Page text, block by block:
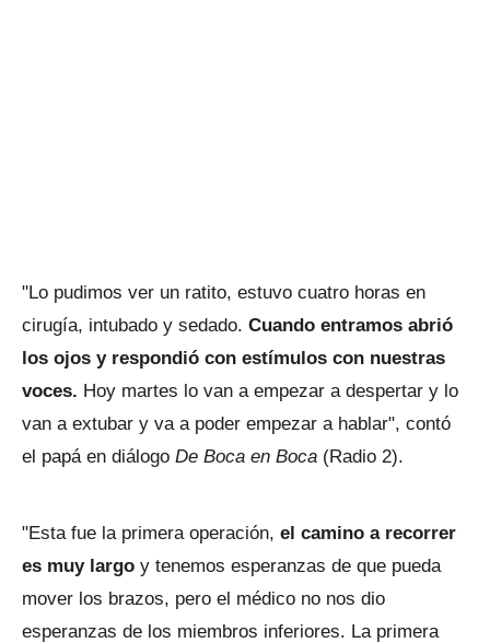
"Lo pudimos ver un ratito, estuvo cuatro horas en
cirugía, intubado y sedado. Cuando entramos abrió
los ojos y respondió con estímulos con nuestras
voces. Hoy martes lo van a empezar a despertar y lo
van a extubar y va a poder empezar a hablar", contó
el papá en diálogo De Boca en Boca (Radio 2).
"Esta fue la primera operación, el camino a recorrer
es muy largo y tenemos esperanzas de que pueda
mover los brazos, pero el médico no nos dio
esperanzas de los miembros inferiores. La primera